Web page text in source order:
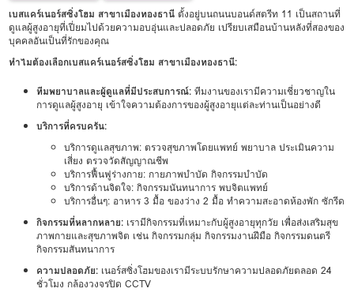
เบสแคร์เนอร์สซิ่งโฮม สาขาเมืองทองธานี ตั้งอยู่บนถนนบอนด์สตรีท 11 เป็นสถานที่
ดูแลผู้สูงอายุที่เปี่ยมไปด้วยความอบอุ่นและปลอดภัย เปรียบเสมือนบ้านหลังที่สองของ
บุคคลอันเป็นที่รักของคุณ
ทำไมต้องเลือกเบสแคร์เนอร์สซิ่งโฮม สาขาเมืองทองธานี:
ทีมพยาบาลและผู้ดูแลที่มีประสบการณ์: ทีมงานของเรามีความเชี่ยวชาญใน
การดูแลผู้สูงอายุ เข้าใจความต้องการของผู้สูงอายุแต่ละท่านเป็นอย่างดี
บริการที่ครบครัน:
บริการดูแลสุขภาพ: ตรวจสุขภาพโดยแพทย์ พยาบาล ประเมินความ
เสี่ยง ตรวจวัดสัญญาณชีพ
บริการฟื้นฟูร่างกาย: กายภาพบำบัด กิจกรรมบำบัด
บริการด้านจิตใจ: กิจกรรมนันทนาการ พบจิตแพทย์
บริการอื่นๆ: อาหาร 3 มื้อ ของว่าง 2 มื้อ ทำความสะอาดห้องพัก ซักรีด
กิจกรรมที่หลากหลาย: เรามีกิจกรรมที่เหมาะกับผู้สูงอายุทุกวัย เพื่อส่งเสริมสุข
ภาพกายและสุขภาพจิต เช่น กิจกรรมกลุ่ม กิจกรรมงานฝีมือ กิจกรรมดนตรี
กิจกรรมสันทนาการ
ความปลอดภัย: เนอร์สซิ่งโฮมของเรามีระบบรักษาความปลอดภัยตลอด 24
ชั่วโมง กล้องวงจรปิด CCTV